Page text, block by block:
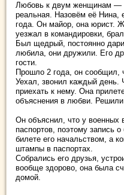
Любовь к двум женщинам —
реальная. Назовём её Нина,
года. Он майор, она юрист.
уезжал в командировки,
Был щедрый, постоянно
любила, они дружили. Его
гости.
Прошло 2 года, он сообщил,
Уехал, звонил каждый день.
приехать к нему. Она
объяснения в любви. Решили
Он объяснил, что у военных
паспортов, поэтому запись
билете его начальством, а
штампы в паспортах.
Собрались его друзья,
вообще здорово, она была
домой.